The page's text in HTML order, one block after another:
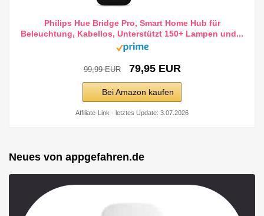
Philips Hue Bridge Pro, Smart Home Hub für
Beleuchtung, Kabellos, Unterstützt 150+ Lampen und...
99,99 EUR 79,95 EUR
Bei Amazon kaufen
Affiliate-Link - letztes Update: 3.07.2026
Neues von appgefahren.de